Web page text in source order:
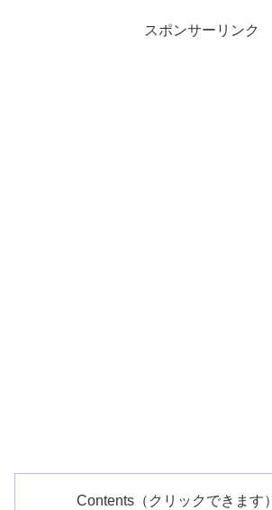
スポンサーリンク
Contents（クリックできます）